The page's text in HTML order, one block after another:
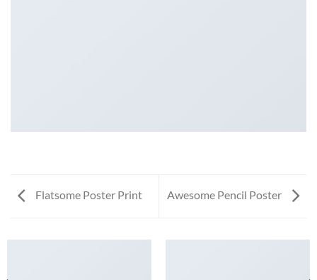
Flatsome Poster Print Awesome Pencil Poster